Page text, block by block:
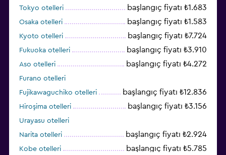
Tokyo otelleri başlangıç fiyatı ₺1.683
Osaka otelleri başlangıç fiyatı ₺1.583
Kyoto otelleri başlangıç fiyatı ₺7.724
Fukuoka otelleri başlangıç fiyatı ₺3.910
Aso otelleri başlangıç fiyatı ₺4.272
Furano otelleri
Fujikawaguchiko otelleri
başlangıç fiyatı ₺12.836
Hiroşima otelleri başlangıç fiyatı ₺3.156
Urayasu otelleri
Narita otelleri
başlangıç fiyatı ₺2.924
Kobe otelleri başlangıç fiyatı ₺5.785